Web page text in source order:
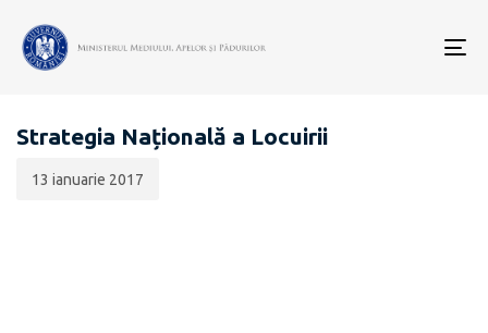
EVALUARE DE MEDIU PENTRU STRATEGII / PLANURI /
Strategia Națională a Locuirii
publicării:
13 ianuarie 2017